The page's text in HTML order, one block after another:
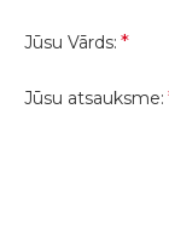
Jūsu Vārds:
Jūsu atsauksme: